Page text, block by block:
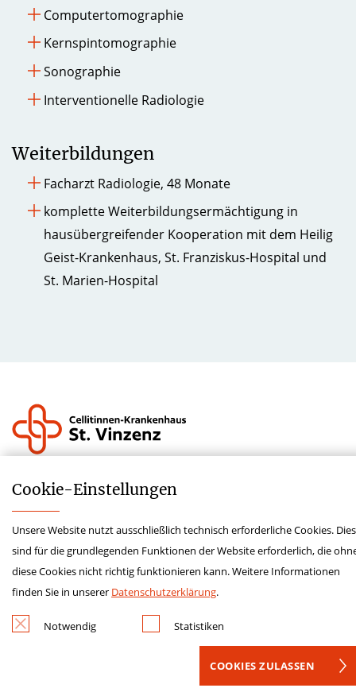
Computertomographie
Kernspintomographie
Sonographie
Interventionelle Radiologie
Weiterbildungen
Facharzt Radiologie, 48 Monate
komplette Weiterbildungsermächtigung in
hausübergreifender Kooperation mit dem Heilig
Geist-Krankenhaus, St. Franziskus-Hospital und
St. Marien-Hospital
Kontakt
Hinweisgeberschutzgesetz
Cookie-­Einstellungen
Unsere Website nutzt ausschließlich technisch erforderliche Cookies.
sind für die grundlegenden Funktionen der Website erforderlich, die
diese Cookies nicht richtig funktionieren kann. Weitere Informationen
finden Sie in unserer Datenschutzerklärung.
Notwendig Statistiken
COOKIES ZULASSEN